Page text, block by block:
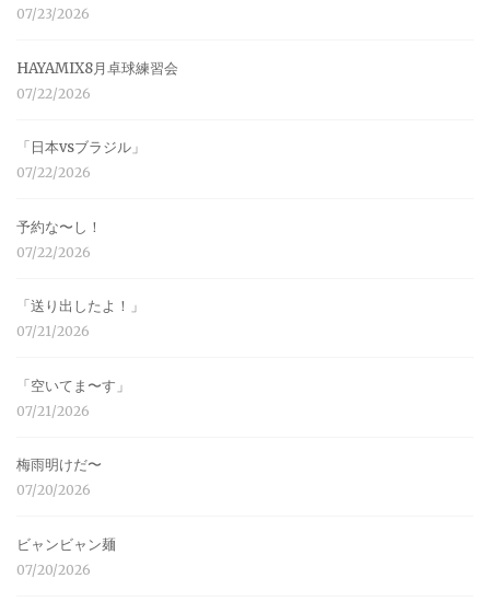
07/23/2026
HAYAMIX8月卓球練習会
07/22/2026
「日本vsブラジル」
07/22/2026
予約な〜し！
07/22/2026
「送り出したよ！」
07/21/2026
「空いてま〜す」
07/21/2026
梅雨明けだ〜
07/20/2026
ビャンビャン麺
07/20/2026